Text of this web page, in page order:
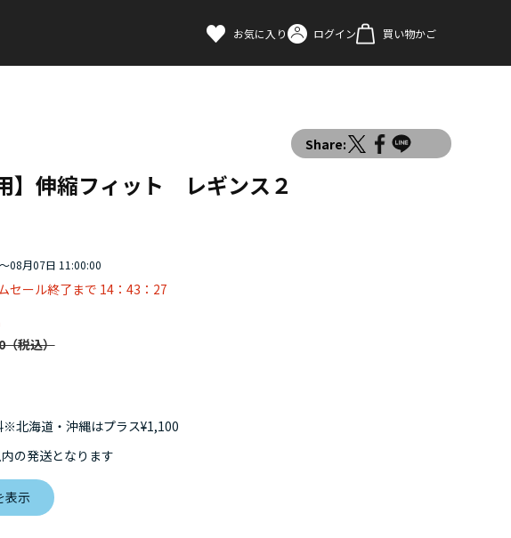
お気に入り ログイン 買い物かご
Share:
】伸縮フィット レギンス２
08月07日 11:00:00
セール終了まで 14：43：26
※北海道・沖縄はプラス¥1,100
の発送となります
表示